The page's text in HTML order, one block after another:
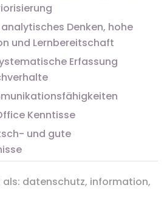
Denken, hohe
und Lernbereitschaft
Erfassung
Kenntisse
und gute
datenschutz, information,